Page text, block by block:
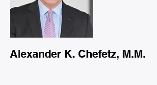
Alexander K. Chefetz, M.M.